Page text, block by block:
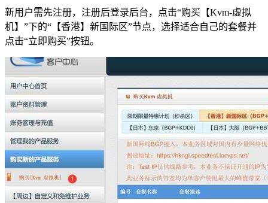
新用户需先注册，注册后登录后台，点击“购买【Kvm-虚拟
机】”下的“【香港】新国际区”节点，选择适合自己的套餐并
点击“立即购买”按钮。